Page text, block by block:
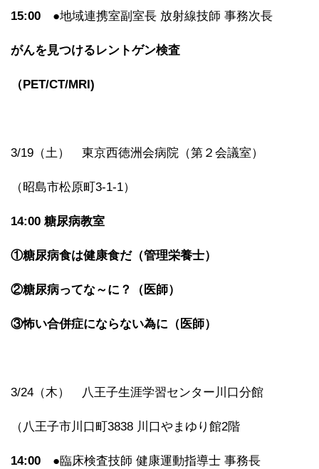
15:00 ●地域連携室副室長 放射線技師 事務次長
がんを見つけるレントゲン検査
（PET/CT/MRI)
3/19（土） 東京西徳洲会病院（第２会議室）
（昭島市松原町3-1-1）
14:00 糖尿病教室
①糖尿病食は健康食だ（管理栄養士）
②糖尿病ってな～に？（医師）
③怖い合併症にならない為に（医師）
3/24（木） 八王子生涯学習センター川口分館
（八王子市川口町3838 川口やまゆり館2階
14:00 ●臨床検査技師 健康運動指導士 事務長